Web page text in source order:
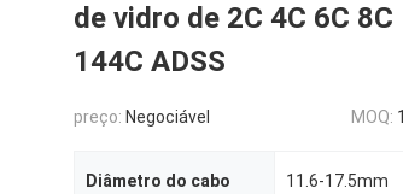
de vidro de 2C 4C 6C 8C
144C ADSS
preço: Negociável MOQ:
Diâmetro do cabo 11.6-17.5mm